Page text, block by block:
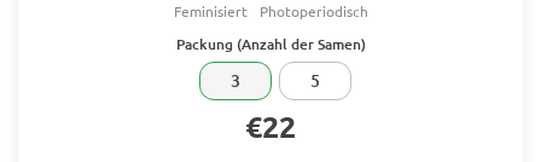
Feminisiert Photoperiodisch
Packung (Anzahl der Samen)
3 5
€22